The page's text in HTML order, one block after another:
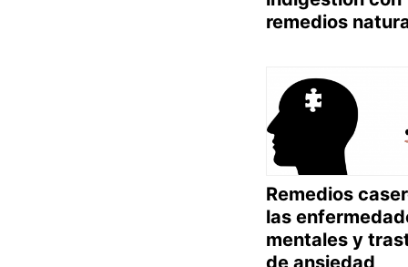
remedios
Remedios
las
mentales y
de ansiedad